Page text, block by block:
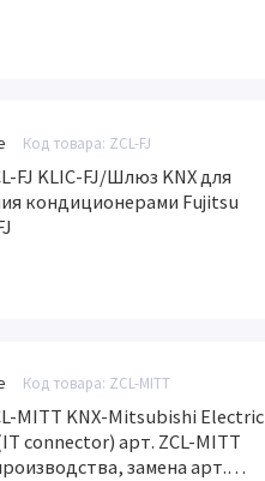
Код товара: ZCL-FJ
FJ KLIC-FJ/Шлюз KNX для
кондиционерами Fujitsu
Код товара: ZCL-MITT
MITT KNX-Mitsubishi Electric
connector) арт. ZCL-MITT
замена арт.